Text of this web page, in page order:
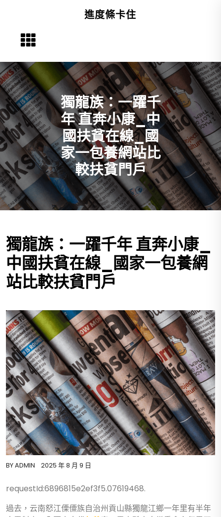
進度條卡住
獨龍族：一躍千
年 直奔小康_中
國扶貧在線_國
家一包養網站比
較扶貧門戶
獨龍族：一躍千年 直奔小康_
中國扶貧在線_國家一包養網
站比較扶貧門戶
BYADMIN 2025 年 8 月 9 日
requestId:6896815e2ef3f5.07619468.
過去，云南怒江傈僳族自治州貢山縣獨龍江鄉一年里有半年